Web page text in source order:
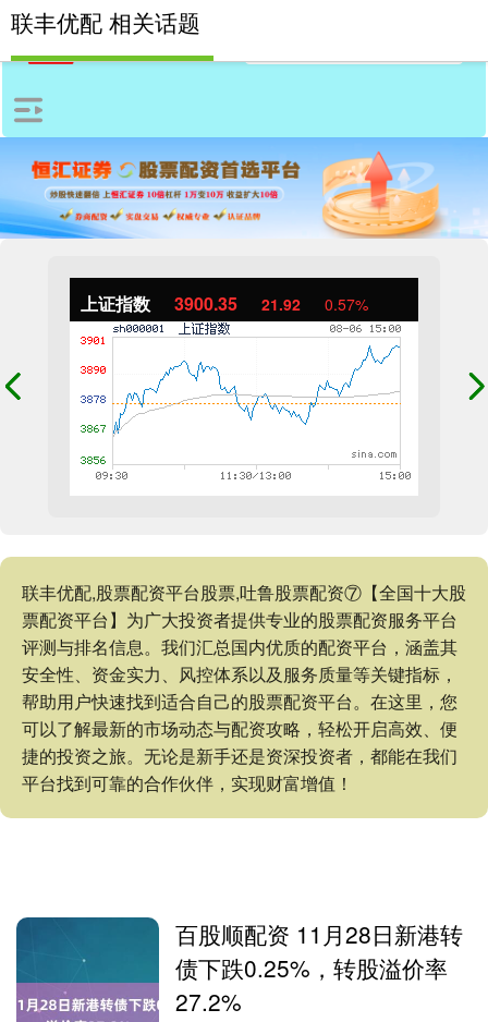
上证指数 3900.35 21.92 0.57%
联丰优配,股票配资平台股票,吐鲁股票配资⑦【全国十大股
票配资平台】为广大投资者提供专业的股票配资服务平台
评测与排名信息。我们汇总国内优质的配资平台，涵盖其
安全性、资金实力、风控体系以及服务质量等关键指标，
帮助用户快速找到适合自己的股票配资平台。在这里，您
可以了解最新的市场动态与配资攻略，轻松开启高效、便
捷的投资之旅。无论是新手还是资深投资者，都能在我们
平台找到可靠的合作伙伴，实现财富增值！
联丰优配 相关话题
百股顺配资 11月28日新港转
债下跌0.25%，转股溢价率
27.2%